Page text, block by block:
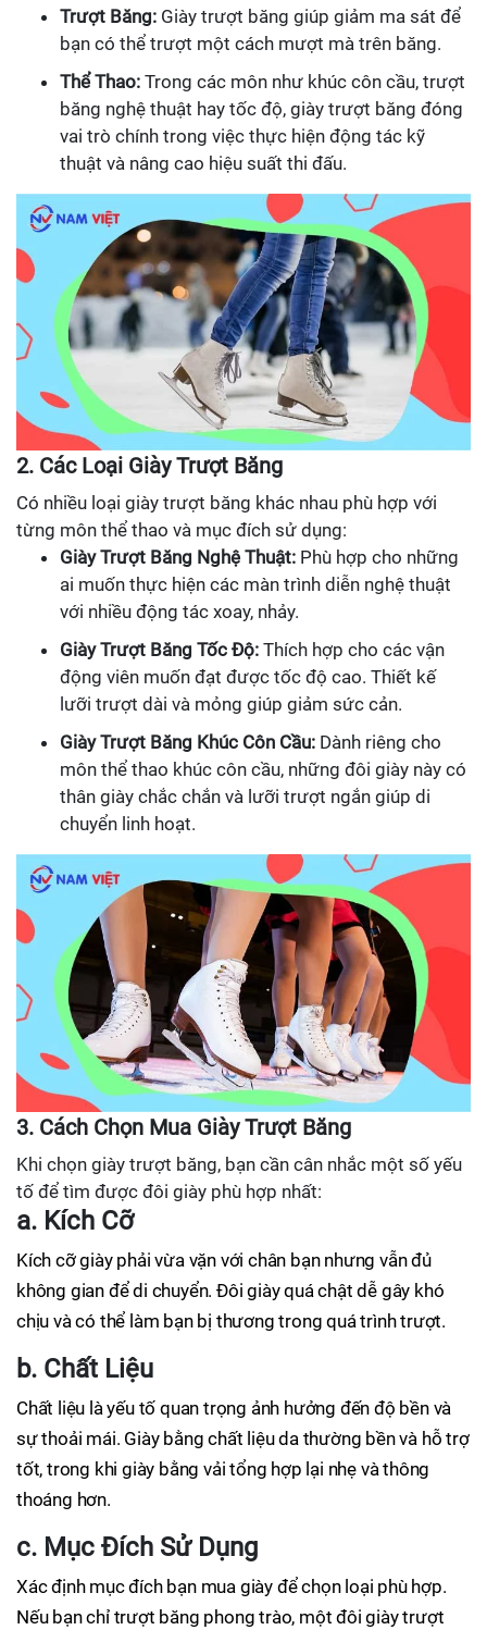
Trượt Băng: Giày trượt băng giúp giảm ma sát để
bạn có thể trượt một cách mượt mà trên băng.
Thể Thao: Trong các môn như khúc côn cầu, trượt
băng nghệ thuật hay tốc độ, giày trượt băng đóng
vai trò chính trong việc thực hiện động tác kỹ
thuật và nâng cao hiệu suất thi đấu.
2. Các Loại Giày Trượt Băng
Có nhiều loại giày trượt băng khác nhau phù hợp với
từng môn thể thao và mục đích sử dụng:
Giày Trượt Băng Nghệ Thuật: Phù hợp cho những
ai muốn thực hiện các màn trình diễn nghệ thuật
với nhiều động tác xoay, nhảy.
Giày Trượt Băng Tốc Độ: Thích hợp cho các vận
động viên muốn đạt được tốc độ cao. Thiết kế
lưỡi trượt dài và mỏng giúp giảm sức cản.
Giày Trượt Băng Khúc Côn Cầu: Dành riêng cho
môn thể thao khúc côn cầu, những đôi giày này có
thân giày chắc chắn và lưỡi trượt ngắn giúp di
chuyển linh hoạt.
3. Cách Chọn Mua Giày Trượt Băng
Khi chọn giày trượt băng, bạn cần cân nhắc một số yếu
tố để tìm được đôi giày phù hợp nhất:
a. Kích Cỡ
Kích cỡ giày phải vừa vặn với chân bạn nhưng vẫn đủ
không gian để di chuyển. Đôi giày quá chật dễ gây khó
chịu và có thể làm bạn bị thương trong quá trình trượt.
b. Chất Liệu
Chất liệu là yếu tố quan trọng ảnh hưởng đến độ bền và
sự thoải mái. Giày bằng chất liệu da thường bền và hỗ trợ
tốt, trong khi giày bằng vải tổng hợp lại nhẹ và thông
thoáng hơn.
c. Mục Đích Sử Dụng
Xác định mục đích bạn mua giày để chọn loại phù hợp.
Nếu bạn chỉ trượt băng phong trào, một đôi giày trượt